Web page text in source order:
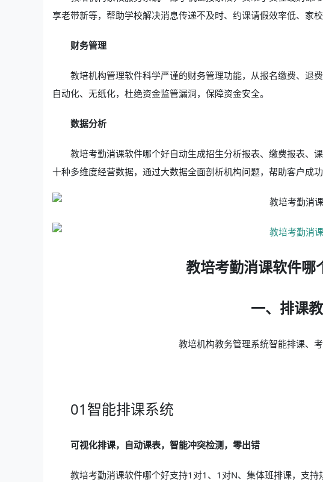
享老带新等，帮助学校解决消息传递不及时、约课请假效率低、家
财务管理
教培机构管理软件科学严谨的财务管理功能，从报名缴费、退
自动化、无纸化，杜绝资金监管漏洞，保障资金安全。
数据分析
教培考勤消课软件哪个好自动生成招生分析报表、缴费报表、
十种多维度经营数据，通过大数据全面剖析机构问题，帮助客户成功
教培考勤消课软件哪
一、排课
教培机构教务管理系统智能排课、
01智能排课系统
可视化排课，自动课表，智能冲突检测，零出错
教培考勤消课软件哪个好支持1对1、1对N、集体班排课，支